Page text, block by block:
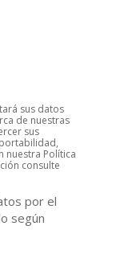
sus datos
de nuestras
sus
nuestra Política
consulte
por el
según